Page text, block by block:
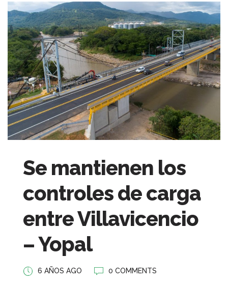
Se mantienen los
controles de carga
entre Villavicencio
– Yopal
6 AÑOS AGO 0 COMMENTS